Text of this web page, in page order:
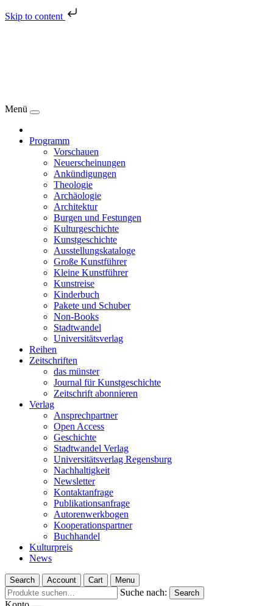
Skip to content
Menü
Programm
Vorschauen
Neuerscheinungen
Ankündigungen
Theologie
Archäologie
Architektur
Burgen und Festungen
Kulturgeschichte
Kunstgeschichte
Ausstellungskataloge
Große Kunstführer
Kleine Kunstführer
Kunstreise
Kinderbuch
Pakete und Schuber
Non-Books
Stadtwandel
Universitätsverlag
Reihen
Zeitschriften
das münster
Journal für Kunstgeschichte
Zeitschrift abonnieren
Verlag
Ansprechpartner
Open Access
Geschichte
Stadtwandel Verlag
Universitätsverlag Regensburg
Nachhaltigkeit
Newsletter
Kontaktanfrage
Publikationsanfrage
Autorenwerkbogen
Kooperationspartner
Buchhandel
Kulturpreis
News
Search Account Cart Menu
Suche nach: Search